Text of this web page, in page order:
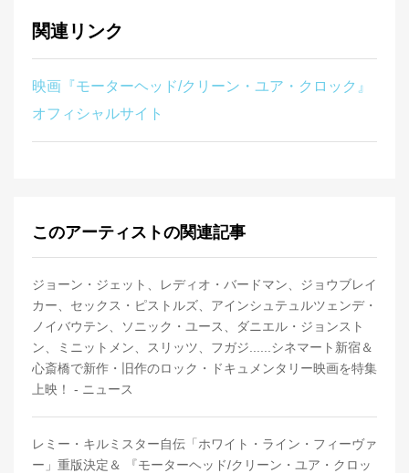
関連リンク
映画『モーターヘッド/クリーン・ユア・クロック』
オフィシャルサイト
このアーティストの関連記事
ジョーン・ジェット、レディオ・バードマン、ジョウブレイ
カー、セックス・ピストルズ、アインシュテュルツェンデ・
ノイバウテン、ソニック・ユース、ダニエル・ジョンスト
ン、ミニットメン、スリッツ、フガジ......シネマート新宿＆
心斎橋で新作・旧作のロック・ドキュメンタリー映画を特集
上映！ - ニュース
レミー・キルミスター自伝「ホワイト・ライン・フィーヴァ
ー」重版決定＆ 『モーターヘッド/クリーン・ユア・クロッ